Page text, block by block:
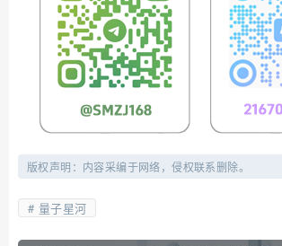
版权声明：内容采编于网络，侵权联系删除。
量子星河